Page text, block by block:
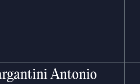
Antonio